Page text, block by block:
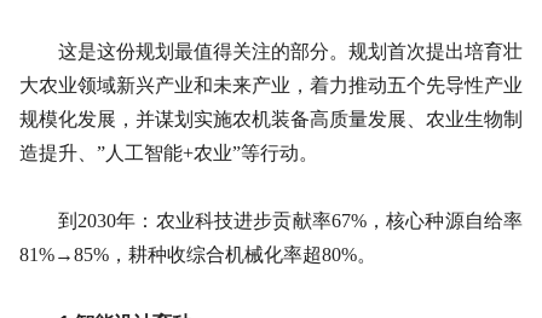
这是这份规划最值得关注的部分。规划首次提出培育壮
大农业领域新兴产业和未来产业，着力推动五个先导性产业
规模化发展，并谋划实施农机装备高质量发展、农业生物制
造提升、”人工智能+农业”等行动。
到2030年：农业科技进步贡献率67%，核心种源自给率
81%→85%，耕种收综合机械化率超80%。